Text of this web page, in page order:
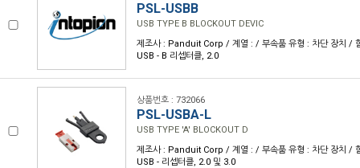
PSL-USBB
USB TYPE B BLOCKOUT DEVIC
제조사 : Panduit Corp / 계열 : / 부속품 유형 : 차단 장치 /
USB - B 리셉터클, 2.0
상품번호 : 732066
PSL-USBA-L
USB TYPE 'A' BLOCKOUT D
제조사 : Panduit Corp / 계열 : / 부속품 유형 : 차단 장치 /
USB - 리셉터클, 2.0 및 3.0